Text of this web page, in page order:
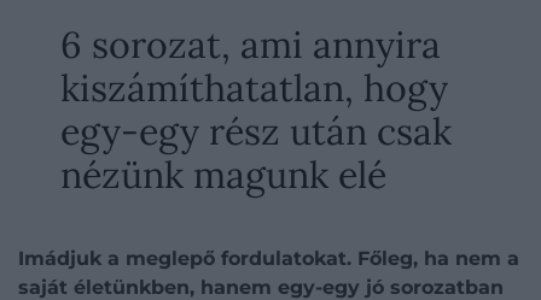
6 sorozat, ami annyira
kiszámíthatatlan, hogy
egy-egy rész után csak
nézünk magunk elé
Imádjuk a meglepő fordulatokat. Főleg, ha nem a
saját életünkben, hanem egy-egy jó sorozatban